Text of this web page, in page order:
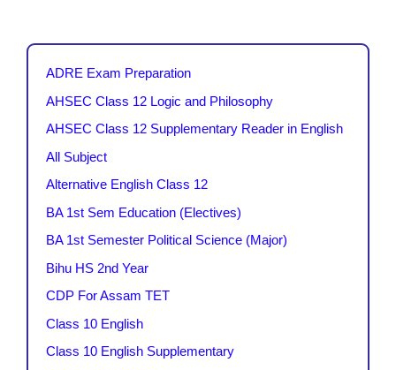
ADRE Exam Preparation
AHSEC Class 12 Logic and Philosophy
AHSEC Class 12 Supplementary Reader in English
All Subject
Alternative English Class 12
BA 1st Sem Education (Electives)
BA 1st Semester Political Science (Major)
Bihu HS 2nd Year
CDP For Assam TET
Class 10 English
Class 10 English Supplementary